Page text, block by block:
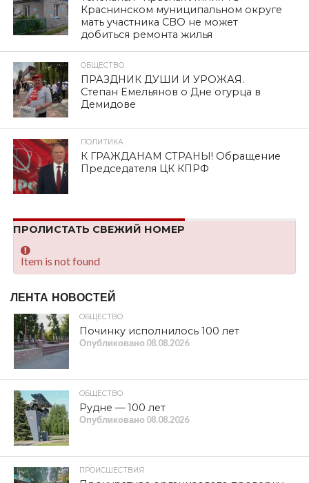
Краснинском муниципальном округе
мать участника СВО не может
добиться ремонта жилья
ОБЩЕСТВО
ПРАЗДНИК ДУШИ И УРОЖАЯ.
Степан Емельянов о Дне огурца в
Демидове
ПОЛИТИКА
К ГРАЖДАНАМ СТРАНЫ! Обращение
Председателя ЦК КПРФ
ПРОЛИСТАТЬ СВЕЖИЙ НОМЕР
Item is not found
ЛЕНТА НОВОСТЕЙ
ОБЩЕСТВО
Починку исполнилось 100 лет
Опубликовано 08.08.2026
ОБЩЕСТВО
Рудне — 100 лет
Опубликовано 08.08.2026
ПРОИСШЕСТВИЯ